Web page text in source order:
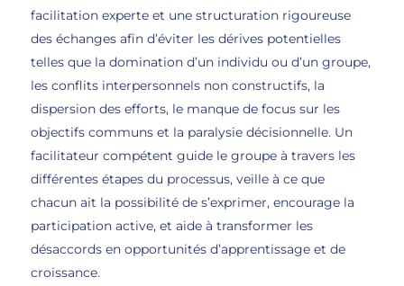
facilitation experte et une structuration rigoureuse
des échanges afin d’éviter les dérives potentielles
telles que la domination d’un individu ou d’un groupe,
les conflits interpersonnels non constructifs, la
dispersion des efforts, le manque de focus sur les
objectifs communs et la paralysie décisionnelle. Un
facilitateur compétent guide le groupe à travers les
différentes étapes du processus, veille à ce que
chacun ait la possibilité de s’exprimer, encourage la
participation active, et aide à transformer les
désaccords en opportunités d’apprentissage et de
croissance.